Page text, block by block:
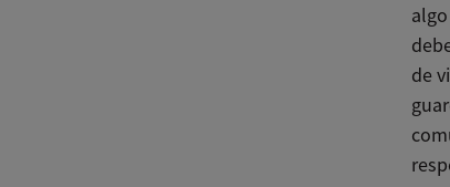
de